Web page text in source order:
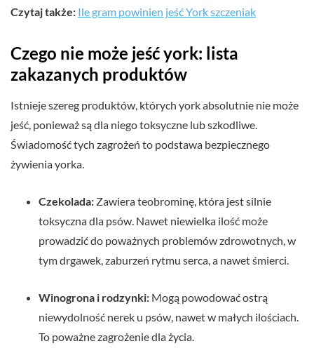
Czytaj także: Ile gram powinien jeść York szczeniak
Czego nie może jeść york: lista
zakazanych produktów
Istnieje szereg produktów, których york absolutnie nie może
jeść, ponieważ są dla niego toksyczne lub szkodliwe.
Świadomość tych zagrożeń to podstawa bezpiecznego
żywienia yorka.
Czekolada: Zawiera teobrominę, która jest silnie
toksyczna dla psów. Nawet niewielka ilość może
prowadzić do poważnych problemów zdrowotnych, w
tym drgawek, zaburzeń rytmu serca, a nawet śmierci.
Winogrona i rodzynki: Mogą powodować ostrą
niewydolność nerek u psów, nawet w małych ilościach.
To poważne zagrożenie dla życia.